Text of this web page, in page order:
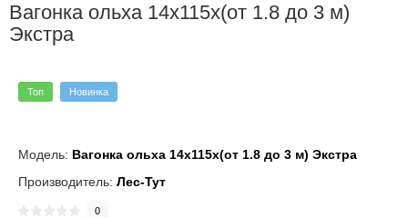
Вагонка ольха 14х115х(от 1.8 до 3 м)
Экстра
Топ Новинка
Модель: Вагонка ольха 14х115х(от 1.8 до 3 м) Экстра
Производитель: Лес-Тут
0